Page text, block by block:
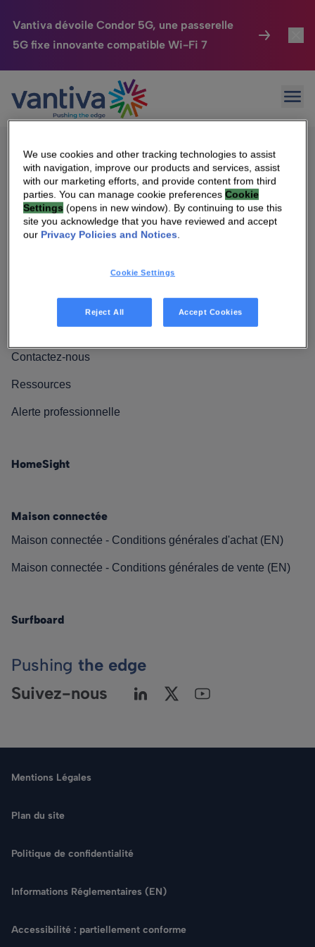
Vantiva dévoile Condor 5G, une passerelle
5G fixe innovante compatible Wi-Fi 7
Passer au contenu principal
Maison Connectée
HomeSight
Entreprise
Nos Engagements
Rechercher
Sorry, no results were found.
Rechercher :
Qui sommes-nous
Relations investisseurs
Nos engagements
Contactez-nous
Ressources
Alerte professionnelle
HomeSight
Maison connectée
Maison connectée - Conditions générales d'achat (EN)
Maison connectée - Conditions générales de vente (EN)
Surfboard
Pushing the edge
Suivez-nous
Mentions Légales
Plan du site
Politique de confidentialité
Informations Réglementaires (EN)
Accessibilité : partiellement conforme
We use cookies and other tracking technologies to assist
with navigation, improve our products and services, assist
with our marketing efforts, and provide content from third
parties. You can manage cookie preferencesCookie
Settings (opens in new window). By continuing to use this
site you acknowledge that you have reviewed and accept
our Privacy Policies and Notices.
Cookie Settings
Reject All Accept Cookies